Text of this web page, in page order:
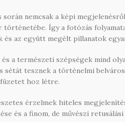
nemcsak a képi
Így a fotózás
és az együtt megélt pillanatok
a természeti szépségek mind
tesznek a történelmi
hoz létre.
érzelmek hiteles
és a finom, de művészi